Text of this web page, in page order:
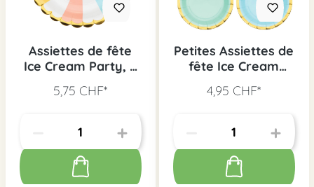
Assiettes de fête
Ice Cream Party, 8
5,75 CHF*
Petites Assiettes de
fête Ice Cream
4,95 CHF*